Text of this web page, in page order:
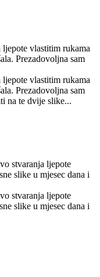
vlastitim rukama
Prezadovoljna sam
vlastitim rukama
Prezadovoljna sam
na te dvije slike...
stvaranja ljepote
slike u mjesec dana i
stvaranja ljepote
slike u mjesec dana i